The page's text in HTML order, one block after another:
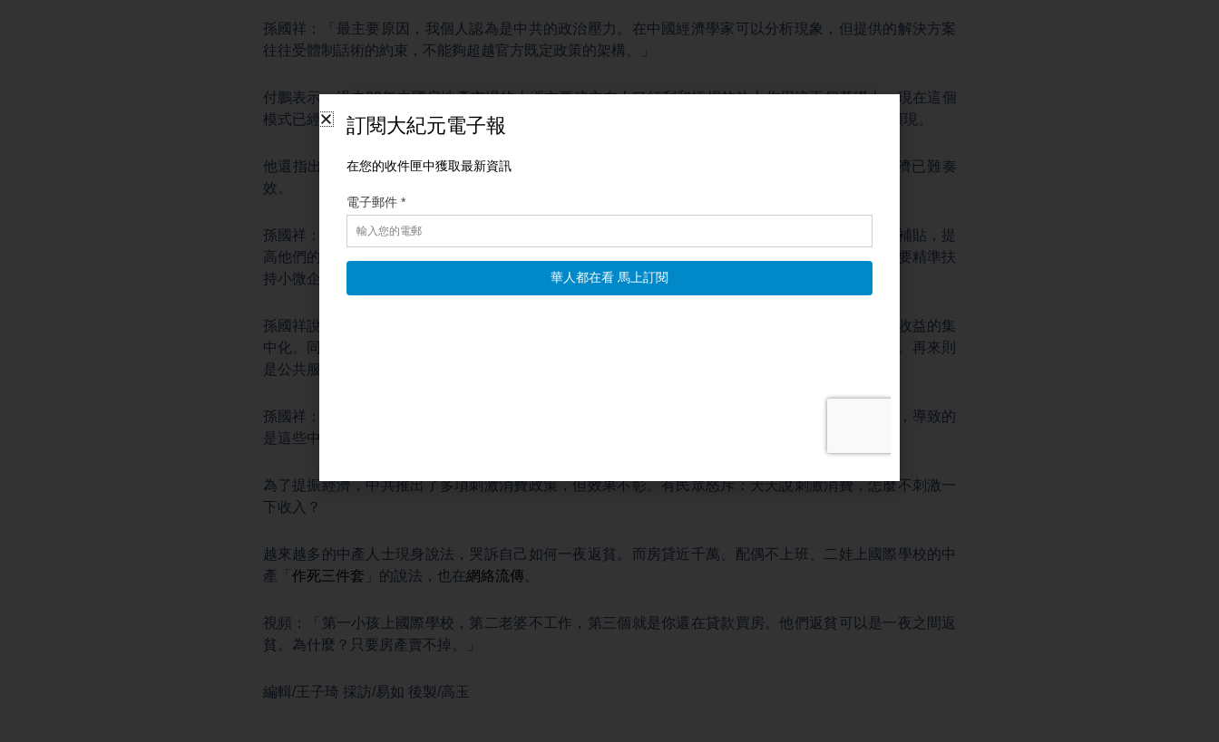
孫國祥：「最主要原因，我個人認為是中共的政治壓力。在中國經濟學家可以分析現象，但提供的解決方案
往往受體制話術的約束，不能夠超越官方既定政策的架構。」
付鵬表示，過去20年中國房地產市場的上漲主要建立在人口紅利和槓桿的放大作用這兩個基礎上。現在這個
模式已經難以為繼。當曾是中國消費主力的「80後」這一代人不再具有消費能力，經濟壓力便迅速顯現。
他還指出，由於背後缺乏高福利支持，中國居民的實際槓桿率已接近極限，再通過加槓桿刺激經濟已難奏
效。
孫國祥：「就短期而言，中國的重中之重還是在於刺激消費，也就是直接對中低收入群體提供現金補貼，提
高他們的消費能力。而且中共必須要擴大社會保障的覆蓋範圍，從而釋放家庭的消費潛力。也必須要精準扶
持小微企業，從而間接改善中國大陸居民的收入。」
孫國祥說，就中長期而言，中國需要進行收入再分配的改革，提高工人階層的收入水準，減少資本收益的集
中化。同時要提高高收入人群和降低中低收入人群的賦稅。其次就是構建更加公平的社會保障制度。再來則
是公共服務要均等化，國企改革，打破經濟依賴房地產的結構性問題等。
孫國祥：「不過呢，我們可以看到中共面臨像是政治惰性、利益集團阻力以及經濟放緩等等的掣肘，導致的
是這些中長期我個人認為的措施中共並不容易達到。」
為了提振經濟，中共推出了多項刺激消費政策，但效果不彰。有民眾怒斥：天天說刺激消費，怎麼不刺激一
下收入？
越來越多的中產人士現身說法，哭訴自己如何一夜返貧。而房貸近千萬、配偶不上班、二娃上國際學校的中
產「 作死三件套 」的說法，也在網絡流傳 。
視頻：「第一小孩上國際學校，第二老婆不工作，第三個就是你還在貸款買房。他們返貧可以是一夜之間返
貧。為什麼？只要房產賣不掉。」
編輯/王子琦 採訪/易如 後製/高玉